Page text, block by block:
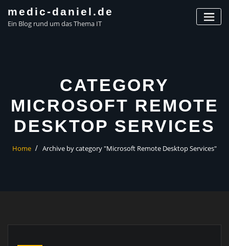
content
medic-daniel.de
Ein Blog rund um das Thema IT
CATEGORY
MICROSOFT REMOTE
DESKTOP SERVICES
Home Archive by category "Microsoft Remote Desktop Services"